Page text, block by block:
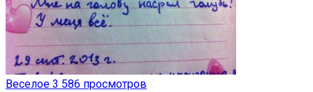
Веселое 3 586 просмотров